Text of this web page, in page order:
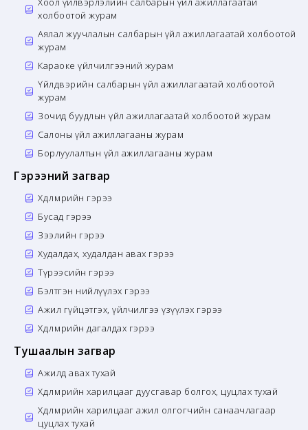
холбоотой журам
Аялал жуучлалын салбарын үйл ажиллагаатай холбоотой
журам
Караоке үйлчилгээний журам
Үйлдвэрийн салбарын үйл ажиллагаатай холбоотой
журам
Зочид буудлын үйл ажиллагаатай холбоотой журам
Салоны үйл ажиллагааны журам
Борлуулалтын үйл ажиллагааны журам
Гэрээний загвар
Хөдөлмөрийн гэрээ
Бусад гэрээ
Зээлийн гэрээ
Худалдах, худалдан авах гэрээ
Түрээсийн гэрээ
Бэлтгэн нийлүүлэх гэрээ
Ажил гүйцэтгэх, үйлчилгээ үзүүлэх гэрээ
Хөдөлмөрийн дагалдах гэрээ
Тушаалын загвар
Ажилд авах тухай
Хөдөлмөрийн харилцааг дуусгавар болгох, цуцлах тухай
Хөдөлмөрийн харилцааг ажил олгогчийн санаачлагаар
цуцлах тухай